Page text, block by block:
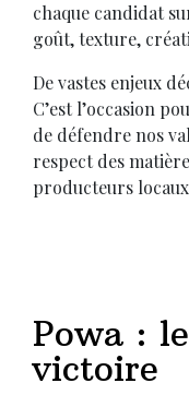
chaque candidat
goût, texture,
De vastes enjeux
C’est l’occasion
de défendre nos
respect des
producteurs
Powa :
victoire